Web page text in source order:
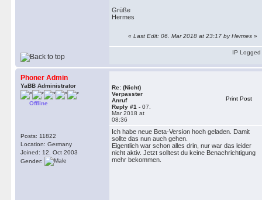
Grüße
Hermes
«Last Edit: 06. Mar 2018 at 23:17 by Hermes »
IP Logged
Phoner Admin
YaBB Administrator
Offline
Posts: 11822
Location: Germany
Joined: 12. Oct 2003
Gender:
Re: (Nicht)
Verpasster
Anruf
Reply #1 - 07.
Mar 2018 at
08:36
Print Post
Ich habe neue Beta-Version hoch geladen. Damit
sollte das nun auch gehen.
Eigentlich war schon alles drin, nur war das leider
nicht aktiv. Jetzt solltest du keine Benachrichtigung
mehr bekommen.